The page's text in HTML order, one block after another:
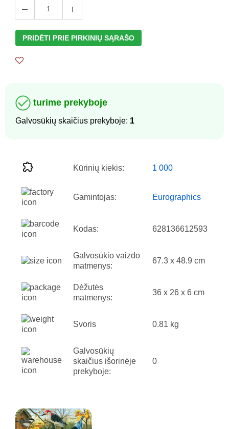
1
PRIDĖTI PRIE PIRKINIŲ SĄRAŠO
turime prekyboje
Galvosūkių skaičius prekyboje: 1
Kūrinių kiekis: 1 000
Gamintojas: Eurographics
Kodas: 628136612593
Galvosūkio vaizdo
matmenys:
67.3 x 48.9 cm
Dėžutės
matmenys:
36 x 26 x 6 cm
Svoris 0.81 kg
Galvosūkių
skaičius išorinėje
prekyboje:
0